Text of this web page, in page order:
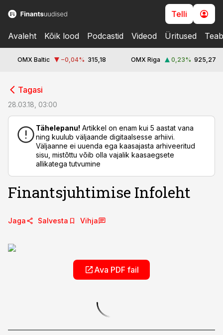
Telli
Avaleht Kõik lood Podcastid Videod Üritused
OMX Baltic −0,04% 315,18 OMX Riga 0,23% 925,27
Tagasi
28.03.18, 03:00
Tähelepanu! Artikkel on enam kui 5 aastat vana
ning kuulub väljaande digitaalsesse arhiivi.
Väljaanne ei uuenda ega kaasajasta arhiveeritud
sisu, mistõttu võib olla vajalik kaasaegsete
allikatega tutvumine
Finantsjuhtimise Infoleht
Jaga Salvesta Vihja
Ava PDF fail